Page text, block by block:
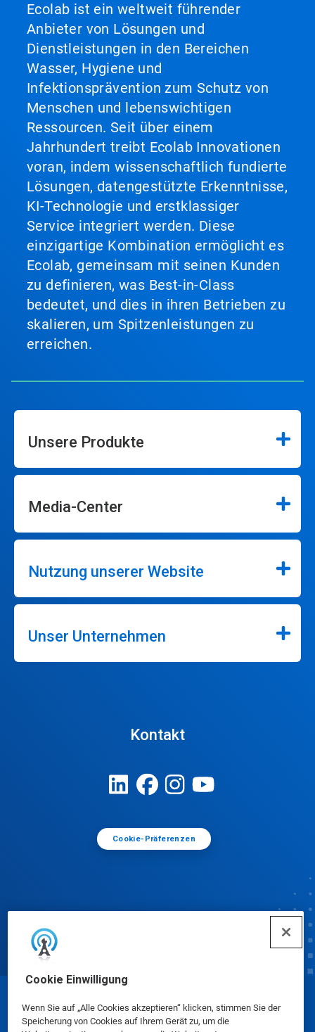
Cookie Einwilligung
Wenn Sie auf „Alle Cookies akzeptieren“ klicken, stimmen Sie der
Speicherung von Cookies auf Ihrem Gerät zu, um die
Ecolab ist ein weltweit führender
Anbieter von Lösungen und
Dienstleistungen in den Bereichen
Wasser, Hygiene und
Infektionsprävention zum Schutz von
Menschen und lebenswichtigen
Ressourcen. Seit über einem
Jahrhundert treibt Ecolab Innovationen
voran, indem wissenschaftlich fundierte
Lösungen, datengestützte Erkenntnisse,
KI-Technologie und erstklassiger
Service integriert werden. Diese
einzigartige Kombination ermöglicht es
Ecolab, gemeinsam mit seinen Kunden
zu definieren, was Best-in-Class
bedeutet, und dies in ihren Betrieben zu
skalieren, um Spitzenleistungen zu
erreichen.
Unsere Produkte
Media-Center
Nutzung unserer Website
Unser Unternehmen
Kontakt
Cookie-Präferenzen
© Ecolab Inc. 2025